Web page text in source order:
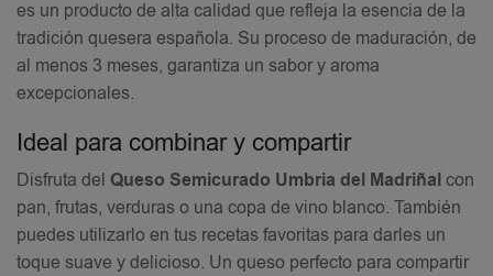
es un producto de alta calidad que refleja la esencia de la
tradición quesera española. Su proceso de maduración, de
al menos 3 meses, garantiza un sabor y aroma
excepcionales.
Ideal para combinar y compartir
Disfruta del Queso Semicurado Umbria del Madriñalcon
pan, frutas, verduras o una copa de vino blanco. También
puedes utilizarlo en tus recetas favoritas para darles un
toque suave y delicioso. Un queso perfecto para compartir